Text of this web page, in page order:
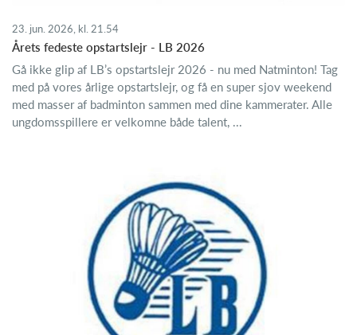
23. jun. 2026, kl. 21.54
Årets fedeste opstartslejr - LB 2026
Gå ikke glip af LB’s opstartslejr 2026 - nu med Natminton! Tag
med på vores årlige opstartslejr, og få en super sjov weekend
med masser af badminton sammen med dine kammerater. Alle
ungdomsspillere er velkomne både talent, ...